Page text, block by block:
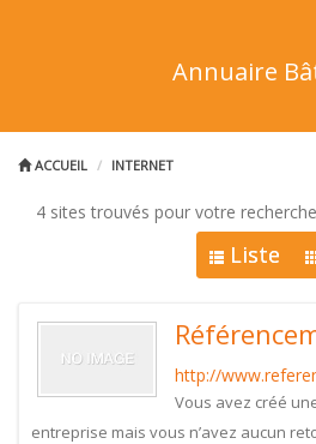
Annuaire
ACCUEIL INTERNET
4 sites trouvés pour votre recherche
Liste
http://
Vous avez créé
entreprise mais vous n’avez aucun